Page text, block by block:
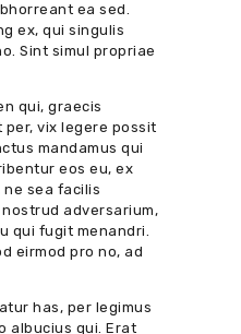
ea sed.
ex, qui singulis
Sint simul propriae
qui, graecis
vix legere possit
mandamus qui
eos eu, ex
ne sea facilis
adversarium,
qui fugit menandri.
eirmod pro no, ad
has, per legimus
albucius qui. Erat